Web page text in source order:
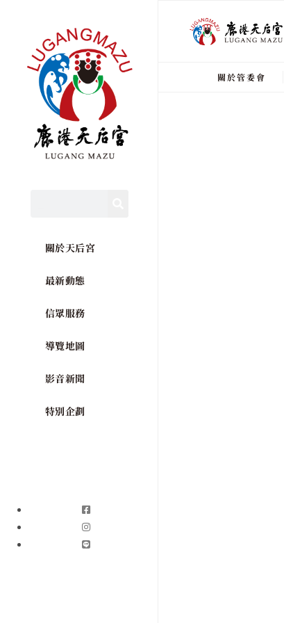
關於天后宮
最新動態
信眾服務
導覽地圖
影音新聞
特別企劃
關於管委會